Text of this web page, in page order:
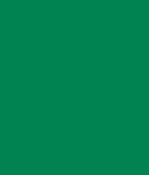
владения (либо это
каждой компании,
этим компаниям
в банк.
/ Бенефициара